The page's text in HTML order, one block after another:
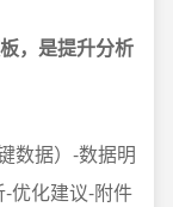
，是提升分析
数据）-数据明
优化建议-附件